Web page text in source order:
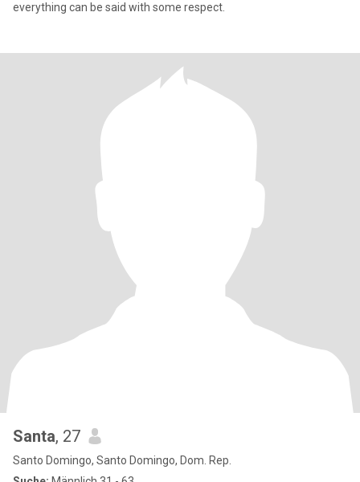
everything can be said with some respect.
Santa, 27
Santo Domingo, Santo Domingo, Dom. Rep.